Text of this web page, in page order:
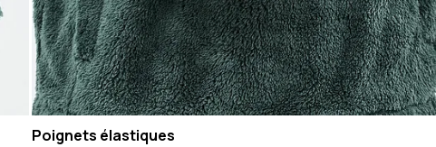
Poignets élastiques